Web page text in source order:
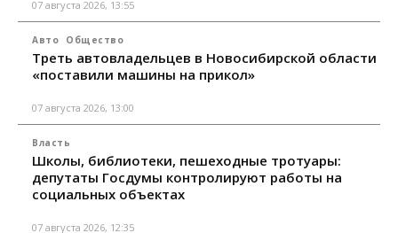
07 августа 2026, 13:55
Авто Общество
Треть автовладельцев в Новосибирской области
«поставили машины на прикол»
07 августа 2026, 13:00
Власть
Школы, библиотеки, пешеходные тротуары:
депутаты Госдумы контролируют работы на
социальных объектах
07 августа 2026, 12:35